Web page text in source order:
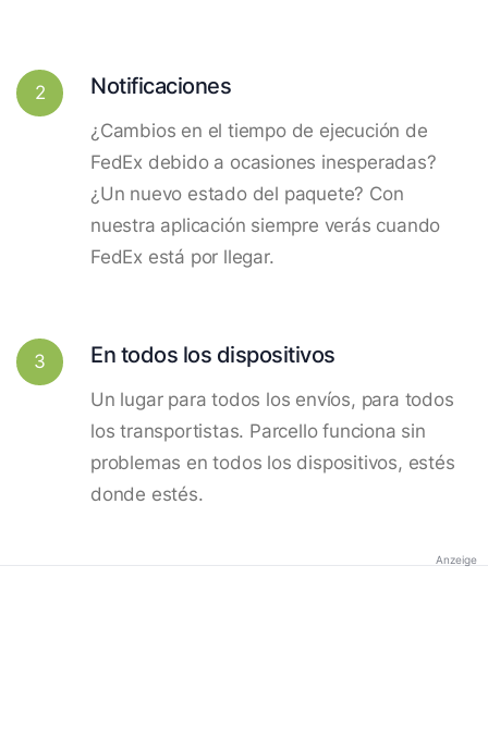
2 Notificaciones
¿Cambios en el tiempo de ejecución de
FedEx debido a ocasiones inesperadas?
¿Un nuevo estado del paquete? Con
nuestra aplicación siempre verás cuando
FedEx está por llegar.
3 En todos los dispositivos
Un lugar para todos los envíos, para todos
los transportistas. Parcello funciona sin
problemas en todos los dispositivos, estés
donde estés.
Anzeige